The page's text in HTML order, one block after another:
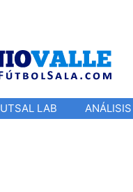
LAB ANÁLISIS